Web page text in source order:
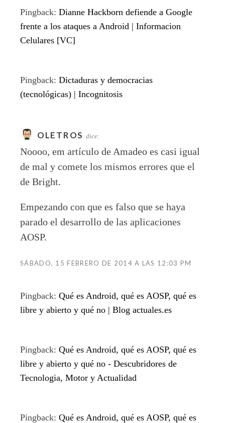
Pingback: Dianne Hackborn defiende a Google
frente a los ataques a Android | Informacion
Celulares [VC]
Pingback: Dictaduras y democracias
(tecnológicas) | Incognitosis
OLETROS dice:
Noooo, em artículo de Amadeo es casi igual
de mal y comete los mismos errores que el
de Bright.
Empezando con que es falso que se haya
parado el desarrollo de las aplicaciones
AOSP.
SÁBADO, 15 FEBRERO DE 2014 A LAS 12:03 PM
Pingback: Qué es Android, qué es AOSP, qué es
libre y abierto y qué no | Blog actuales.es
Pingback: Qué es Android, qué es AOSP, qué es
libre y abierto y qué no - Descubridores de
Tecnologia, Motor y Actualidad
Pingback: Qué es Android, qué es AOSP, qué es